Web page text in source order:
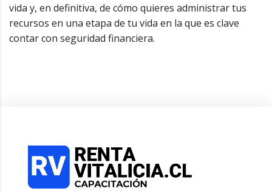
vida y, en definitiva, de cómo quieres administrar tus
recursos en una etapa de tu vida en la que es clave
contar con seguridad financiera.